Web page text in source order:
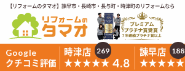
【リフォームのタマオ】諫早市・長崎市・長与町・時津町のリフォームなら
Google
クチコミ評価
時津店
★★★★★ 4.8
269
諫早店
★★★★★
188